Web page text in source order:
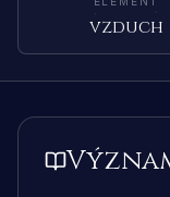
vzduch